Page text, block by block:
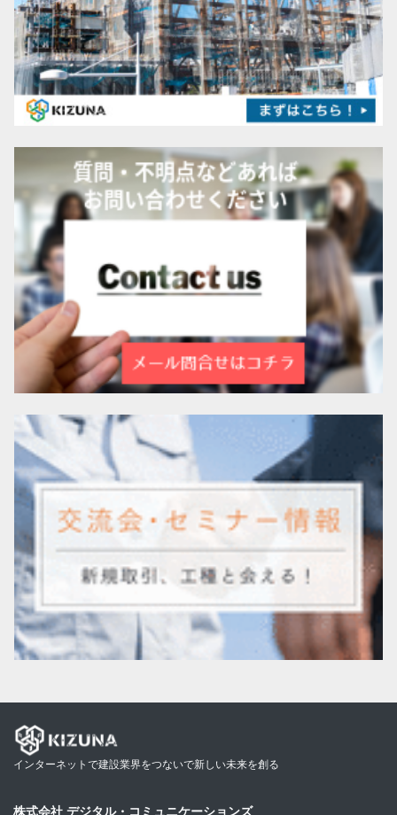
インターネットで建設業界をつないで新しい未来を創る
株式会社 デジタル・コミュニケーションズ